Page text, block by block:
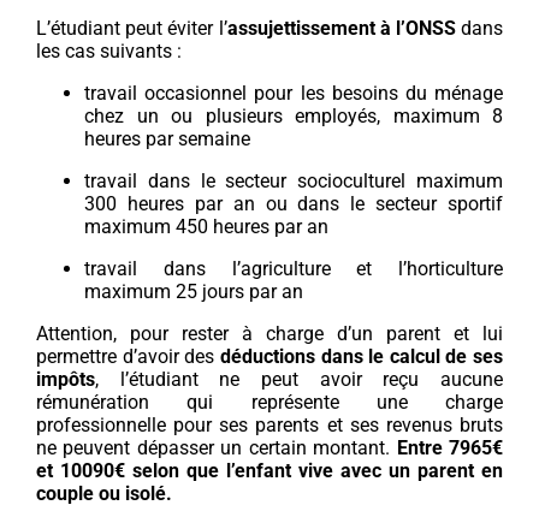
L’étudiant peut éviter l’assujettissement à l’ONSSdans
les cas suivants :
travail occasionnel pour les besoins du ménage
chez un ou plusieurs employés, maximum 8
heures par semaine
travail dans le secteur socioculturel maximum
300 heures par an ou dans le secteur sportif
maximum 450 heures par an
travail dans l’agriculture et l’horticulture
maximum 25 jours par an
Attention, pour rester à charge d’un parent et lui
permettre d’avoir des déductions dans le calcul de ses
impôts, l’étudiant ne peut avoir reçu aucune
rémunération qui représente une charge
professionnelle pour ses parents et ses revenus bruts
ne peuvent dépasser un certain montant. Entre 7965€
et 10090€ selon que l’enfant vive avec un parent en
couple ou isolé.